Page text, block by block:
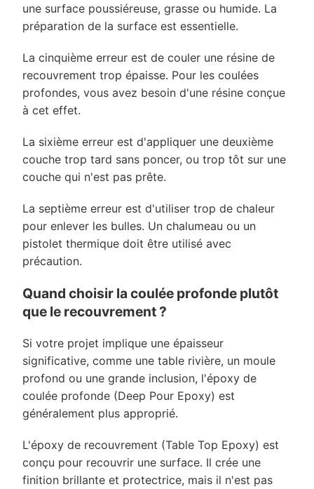
une surface poussiéreuse, grasse ou humide. La
préparation de la surface est essentielle.
La cinquième erreur est de couler une résine de
recouvrement trop épaisse. Pour les coulées
profondes, vous avez besoin d'une résine conçue
à cet effet.
La sixième erreur est d'appliquer une deuxième
couche trop tard sans poncer, ou trop tôt sur une
couche qui n'est pas prête.
La septième erreur est d'utiliser trop de chaleur
pour enlever les bulles. Un chalumeau ou un
pistolet thermique doit être utilisé avec
précaution.
Quand choisir la coulée profonde plutôt
que le recouvrement ?
Si votre projet implique une épaisseur
significative, comme une table rivière, un moule
profond ou une grande inclusion, l'époxy de
coulée profonde (Deep Pour Epoxy) est
généralement plus approprié.
L'époxy de recouvrement (Table Top Epoxy) est
conçu pour recouvrir une surface. Il crée une
finition brillante et protectrice, mais il n'est pas